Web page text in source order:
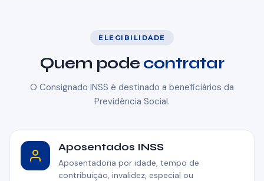
ELEGIBILIDADE
Quem pode contratar
O Consignado INSS é destinado a beneficiários da
Previdência Social.
Aposentados INSS
Aposentadoria por idade, tempo de
contribuição, invalidez, especial ou